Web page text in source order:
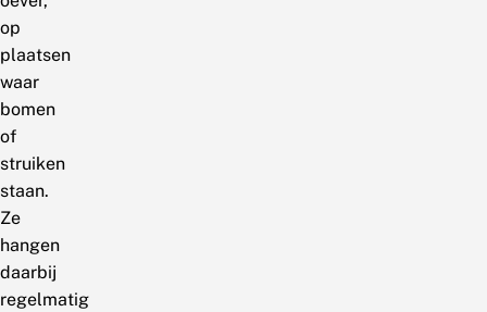
op
plaatsen
waar
bomen
of
struiken
staan.
Ze
hangen
daarbij
regelmatig